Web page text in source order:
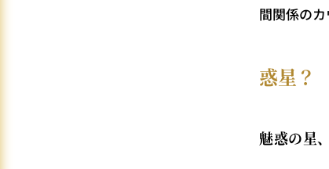
間関係の
惑星？
魅惑の星